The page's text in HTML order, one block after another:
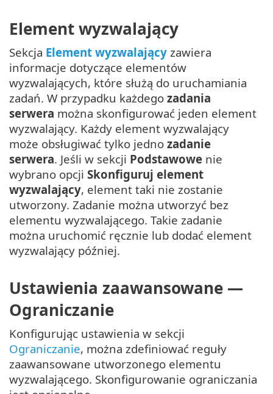
Element wyzwalający
Sekcja Element wyzwalający zawiera
informacje dotyczące elementów
wyzwalających, które służą do uruchamiania
zadań. W przypadku każdego zadania
serwera można skonfigurować jeden element
wyzwalający. Każdy element wyzwalający
może obsługiwać tylko jedno zadanie
serwera. Jeśli w sekcji Podstawowe nie
wybrano opcji Skonfiguruj element
wyzwalający, element taki nie zostanie
utworzony. Zadanie można utworzyć bez
elementu wyzwalającego. Takie zadanie
można uruchomić ręcznie lub dodać element
wyzwalający później.
Ustawienia zaawansowane —
Ograniczanie
Konfigurując ustawienia w sekcji
Ograniczanie, można zdefiniować reguły
zaawansowane utworzonego elementu
wyzwalającego. Skonfigurowanie ograniczania